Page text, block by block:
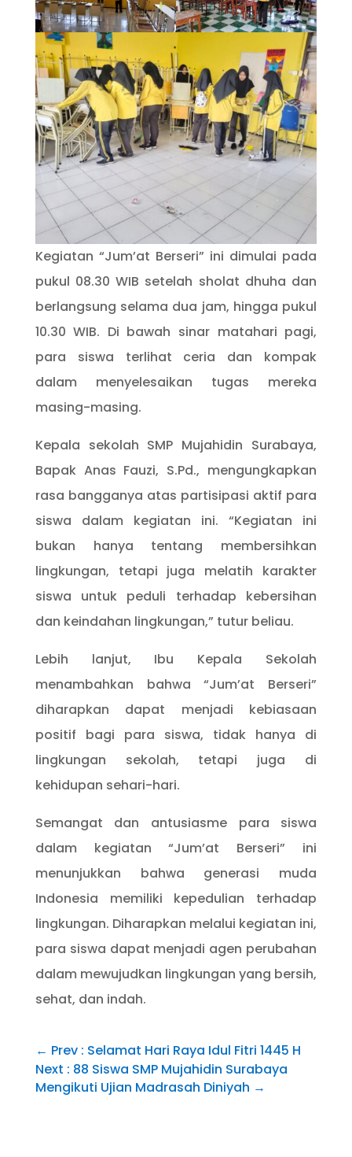
Kegiatan “Jum’at Berseri” ini dimulai pada
pukul 08.30 WIB setelah sholat dhuha dan
berlangsung selama dua jam, hingga pukul
10.30 WIB. Di bawah sinar matahari pagi,
para siswa terlihat ceria dan kompak
dalam menyelesaikan tugas mereka
masing-masing.
Kepala sekolah SMP Mujahidin Surabaya,
Bapak Anas Fauzi, S.Pd., mengungkapkan
rasa bangganya atas partisipasi aktif para
siswa dalam kegiatan ini. “Kegiatan ini
bukan hanya tentang membersihkan
lingkungan, tetapi juga melatih karakter
siswa untuk peduli terhadap kebersihan
dan keindahan lingkungan,” tutur beliau.
Lebih lanjut, Ibu Kepala Sekolah
menambahkan bahwa “Jum’at Berseri”
diharapkan dapat menjadi kebiasaan
positif bagi para siswa, tidak hanya di
lingkungan sekolah, tetapi juga di
kehidupan sehari-hari.
Semangat dan antusiasme para siswa
dalam kegiatan “Jum’at Berseri” ini
menunjukkan bahwa generasi muda
Indonesia memiliki kepedulian terhadap
lingkungan. Diharapkan melalui kegiatan ini,
para siswa dapat menjadi agen perubahan
dalam mewujudkan lingkungan yang bersih,
sehat, dan indah.
← Prev : Selamat Hari Raya Idul Fitri 1445 H
Next : 88 Siswa SMP Mujahidin Surabaya
Mengikuti Ujian Madrasah Diniyah →